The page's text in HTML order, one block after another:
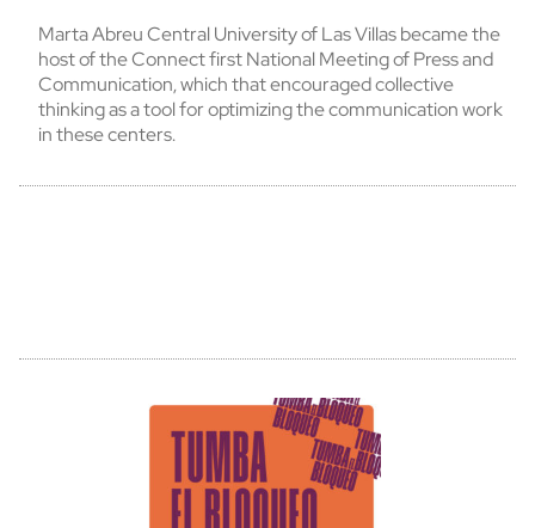
Marta Abreu Central University of Las Villas became the
host of the Connect first National Meeting of Press and
Communication, which that encouraged collective
thinking as a tool for optimizing the communication work
in these centers.